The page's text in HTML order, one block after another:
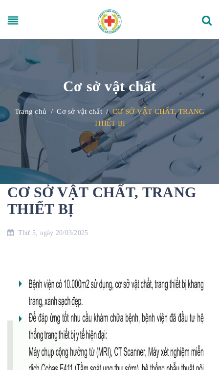
Cơ sở vật chất
Trang chủ / Cơ sở vật chất / CƠ SỞ VẬT CHẤT, TRANG
THIẾT BỊ
CƠ SỞ VẬT CHẤT, TRANG
THIẾT BỊ
Thứ 5, ngày 20/03/2025